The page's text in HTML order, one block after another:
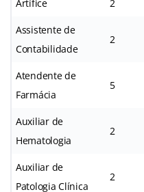
Artífice 2
Assistente de
Contabilidade
2
Atendente de
Farmácia
5
Auxiliar de
Hematologia
2
Auxiliar de
Patologia Clínica
2